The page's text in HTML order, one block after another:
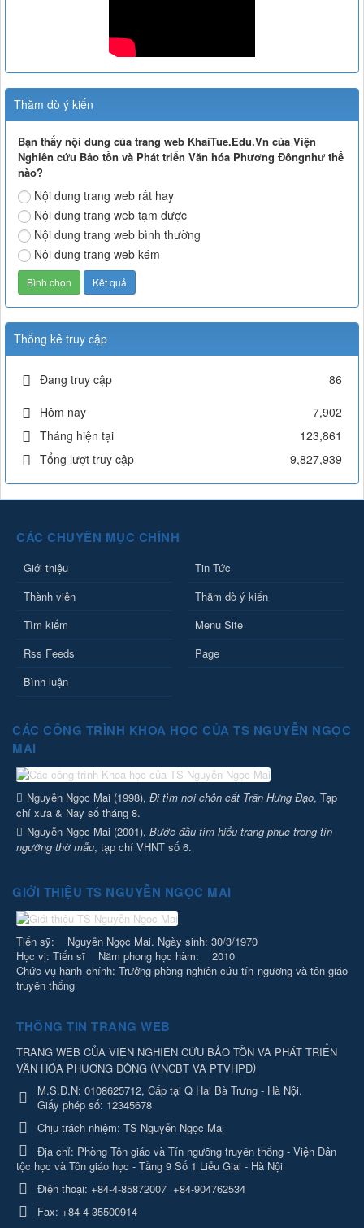
Thăm dò ý kiến
Bạn thấy nội dung của trang web KhaiTue.Edu.Vn của Viện
Nghiên cứu Bảo tồn và Phát triển Văn hóa Phương Đôngnhư thế
nào?
Nội dung trang web rất hay
Nội dung trang web tạm được
Nội dung trang web bình thường
Nội dung trang web kém
Thống kê truy cập
Đang truy cập
86
Hôm nay
7,902
Tháng hiện tại
123,861
Tổng lượt truy cập
9,827,939
CÁC CHUYÊN MỤC CHÍNH
Giới thiệu
Tin Tức
Thành viên
Thăm dò ý kiến
Tìm kiếm
Menu Site
Rss Feeds
Page
Bình luận
CÁC CÔNG TRÌNH KHOA HỌC CỦA TS NGUYỄN NGỌC
MAI
Nguyễn Ngọc Mai (1998), Đi tìm nơi chôn cất Trần Hưng Đạo, Tạp
chí xưa & Nay số tháng 8.
Nguyễn Ngọc Mai (2001), Bước đầu tìm hiểu trang phục trong tín
ngưỡng thờ mẫu, tạp chí VHNT số 6.
GIỚI THIỆU TS NGUYỄN NGỌC MAI
Tiến sỹ: Nguyễn Ngọc Mai. Ngày sinh: 30/3/1970
Học vị: Tiến sĩ Năm phong học hàm: 2010
Chức vụ hành chính: Trưởng phòng nghiên cứu tín ngưỡng và tôn giáo
truyền thống
THÔNG TIN TRANG WEB
TRANG WEB CỦA VIỆN NGHIÊN CỨU BẢO TỒN VÀ PHÁT TRIỂN
VĂN HÓA PHƯƠNG ĐÔNG (VNCBT VA PTVHPD)
M.S.D.N: 0108625712, Cấp tại Q Hai Bà Trưng - Hà Nội.
Giấy phép số: 12345678
Chịu trách nhiệm: TS Nguyễn Ngọc Mai
Địa chỉ: Phòng Tôn giáo và Tín ngưỡng truyền thống - Viện Dân
tộc học và Tôn giáo học - Tầng 9 Số 1 Liễu Giai - Hà Nội
Điện thoại: +84-4-85872007 +84-904762534
Fax: +84-4-35500914